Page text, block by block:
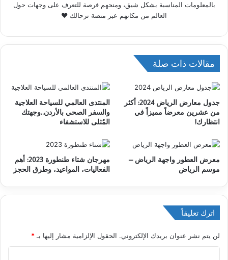
بالمعلومات المناسبة بشكل شيق، ومنحهم فرصة للتعرف على وجهات حول
العالم من مكانهم عبر منصة ترحالك ♥
مقالات ذات صلة
جدول معارض الرياض 2024: أكثر
من عشرين معرضاً مميزاً في
انتظارك!
المنتدى العالمي للسياحة العلاجية
والسفر الصحي بالأردن..وجهتك
المُثلى للاستشفاء
معرض العطور واجهة الرياض –
موسم الرياض
مهرجان شتاء طنطورة 2023: أهم
الفعاليات، المواعيد، وطرق الحجز
اترك تعليقاً
لن يتم نشر عنوان بريدك الإلكتروني. الحقول الإلزامية مشار إليها بـ *